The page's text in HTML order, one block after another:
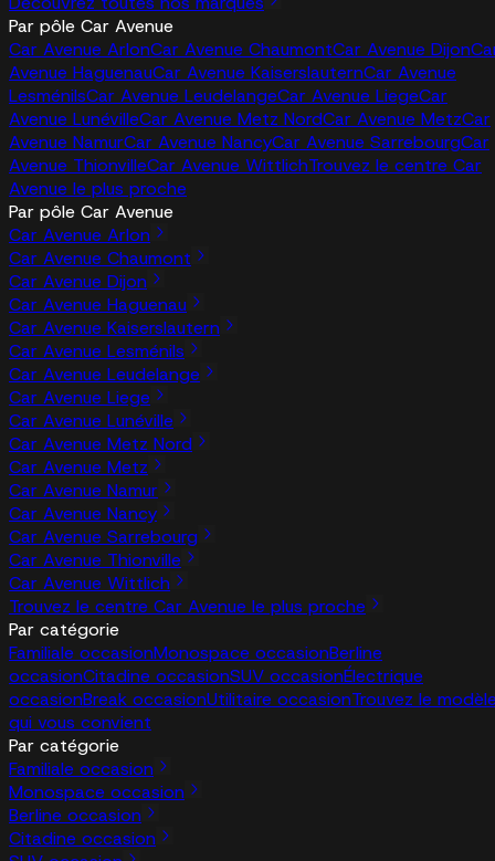
Par pôle Car Avenue
Car Avenue ArlonCar Avenue ChaumontCar Avenue Dijon
Avenue HaguenauCar Avenue KaiserslauternCar Avenue
LesménilsCar Avenue LeudelangeCar Avenue LiegeCar
Avenue LunévilleCar Avenue Metz NordCar Avenue MetzCar
Avenue NamurCar Avenue NancyCar Avenue SarrebourgCar
Avenue ThionvilleCar Avenue WittlichTrouvez le centre Car
Avenue le plus proche
Par pôle Car Avenue
Car Avenue Arlon
Car Avenue Chaumont
Car Avenue Dijon
Car Avenue Haguenau
Car Avenue Kaiserslautern
Car Avenue Lesménils
Car Avenue Leudelange
Car Avenue Liege
Car Avenue Lunéville
Car Avenue Metz Nord
Car Avenue Metz
Car Avenue Namur
Car Avenue Nancy
Car Avenue Sarrebourg
Car Avenue Thionville
Car Avenue Wittlich
Trouvez le centre Car Avenue le plus proche
Par catégorie
Familiale occasionMonospace occasionBerline
occasionCitadine occasionSUV occasionÉlectrique
occasionBreak occasionUtilitaire occasionTrouvez le
qui vous convient
Par catégorie
Familiale occasion
Monospace occasion
Berline occasion
Citadine occasion